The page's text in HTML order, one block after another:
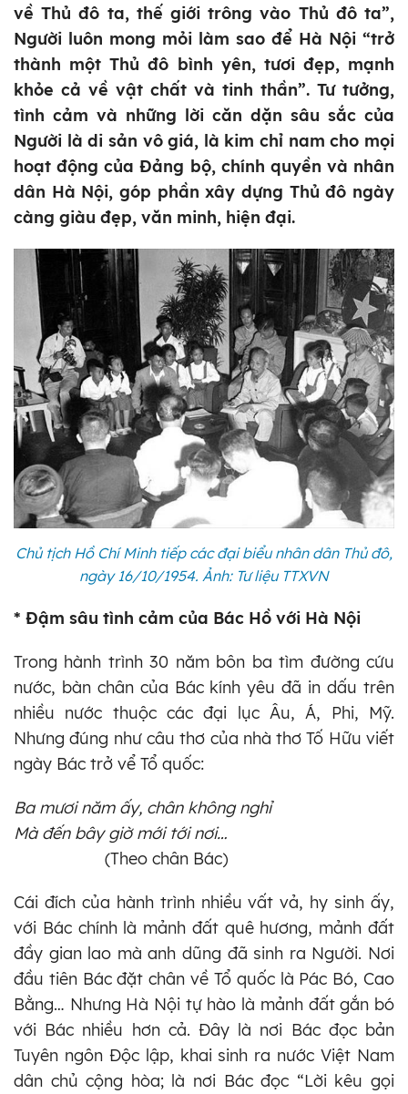
về Thủ đô ta, thế giới trông vào Thủ đô ta”,
Người luôn mong mỏi làm sao để Hà Nội “trở
thành một Thủ đô bình yên, tươi đẹp, mạnh
khỏe cả về vật chất và tinh thần”. Tư tưởng,
tình cảm và những lời căn dặn sâu sắc của
Người là di sản vô giá, là kim chỉ nam cho mọi
hoạt động của Đảng bộ, chính quyền và nhân
dân Hà Nội, góp phần xây dựng Thủ đô ngày
càng giàu đẹp, văn minh, hiện đại.
Chủ tịch Hồ Chí Minh tiếp các đại biểu nhân dân Thủ đô,
ngày 16/10/1954. Ảnh: Tư liệu TTXVN
* Đậm sâu tình cảm của Bác Hồ với Hà Nội
Trong hành trình 30 năm bôn ba tìm đường cứu
nước, bàn chân của Bác kính yêu đã in dấu trên
nhiều nước thuộc các đại lục Âu, Á, Phi, Mỹ.
Nhưng đúng như câu thơ của nhà thơ Tố Hữu viết
ngày Bác trở vể Tổ quốc:
Ba mươi năm ấy, chân không nghỉ
Mà đến bây giờ mới tới nơi…
(Theo chân Bác)
Cái đích của hành trình nhiều vất vả, hy sinh ấy,
với Bác chính là mảnh đất quê hương, mảnh đất
đầy gian lao mà anh dũng đã sinh ra Người. Nơi
đầu tiên Bác đặt chân về Tổ quốc là Pác Bó, Cao
Bằng… Nhưng Hà Nội tự hào là mảnh đất gắn bó
với Bác nhiều hơn cả. Đây là nơi Bác đọc bản
Tuyên ngôn Độc lập, khai sinh ra nước Việt Nam
dân chủ cộng hòa; là nơi Bác đọc “Lời kêu gọi